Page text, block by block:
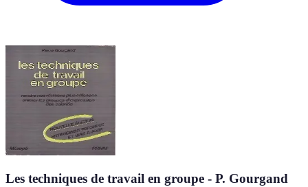
Les techniques de travail en groupe - P. Gourgand